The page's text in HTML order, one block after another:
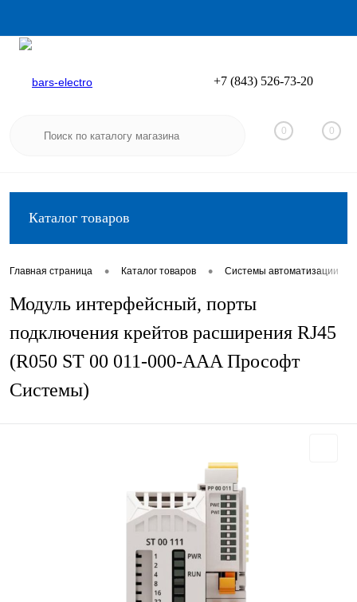
Вход
+7 (843) 526-73-20
0 0
Каталог товаров
Главная страница • Каталог товаров • Системы автоматизации
Модуль интерфейсный, порты
подключения крейтов расширения RJ45
(R050 ST 00 011-000-AAA Прософт
Системы)